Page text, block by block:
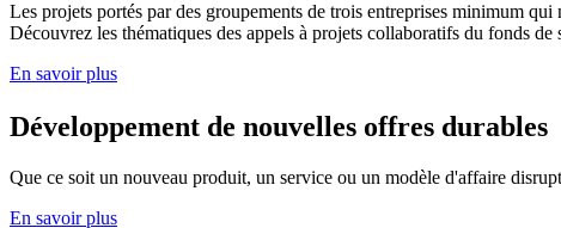
Les projets portés par des groupements de trois entreprises minimum
Découvrez les thématiques des appels à projets collaboratifs du fonds
En savoir plus
Développement de nouvelles offres durables
Que ce soit un nouveau produit, un service ou un modèle d'affaire
En savoir plus